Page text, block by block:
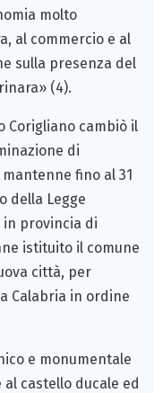
molto
al commercio e al
sulla presenza del
(4).
Corigliano cambiò il
di
fino al 31
della Legge
in provincia di
istituito il comune
città, per
Calabria in ordine
e monumentale
castello ducale ed